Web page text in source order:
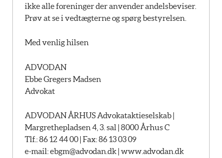
ikke alle foreninger der anvender andelsbeviser.
Prøv at se i vedtægterne og spørg bestyrelsen.
Med venlig hilsen
ADVODAN
Ebbe Gregers Madsen
Advokat
ADVODAN ÅRHUS Advokataktieselskab |
Margrethepladsen 4, 3. sal | 8000 Århus C
Tlf.: 86 12 44 00 | Fax: 86 13 03 09
e-mail:ebgm@advodan.dk | www.advodan.dk